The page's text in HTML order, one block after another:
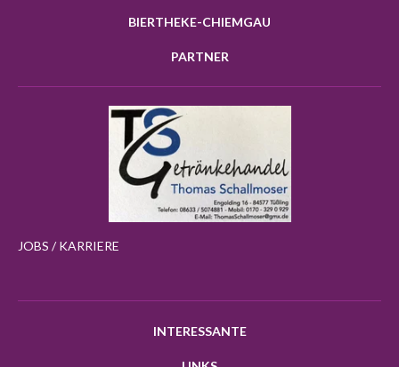
BIERTHEKE-CHIEMGAU
PARTNER
JOBS / KARRIERE
INTERESSANTE